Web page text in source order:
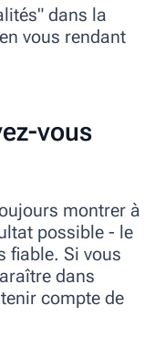
dans la
vous rendant
vous
montrer à
possible - le
fiable. Si vous
dans
compte de